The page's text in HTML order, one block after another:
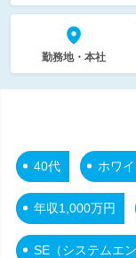
勤務地・本社
40代 ホワ
年収1,000万円
SE（システムエン